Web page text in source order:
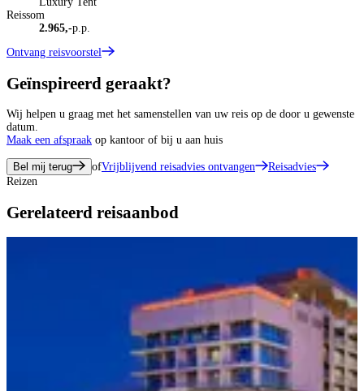
Reissom
2.965,-p.p.
Ontvang reisvoorstel
Geïnspireerd geraakt?
Wij helpen u graag met het samenstellen van uw reis op de door u gewenste
datum.
Maak een afspraak op kantoor of bij u aan huis
Bel mij terug ofVrijblijvend reisadvies ontvangen
Reisadvies
Reizen
Gerelateerd reisaanbod